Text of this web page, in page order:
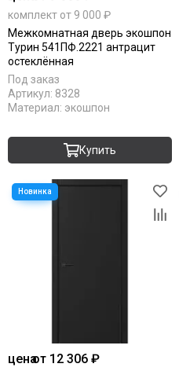
комплект от 9 000 ₽
Межкомнатная дверь экошпон
Турин 541ПФ.2221 антрацит
остеклённая
Под заказ
Артикул: 8328
Материал: экошпон
Купить
ценаот 12 306 ₽